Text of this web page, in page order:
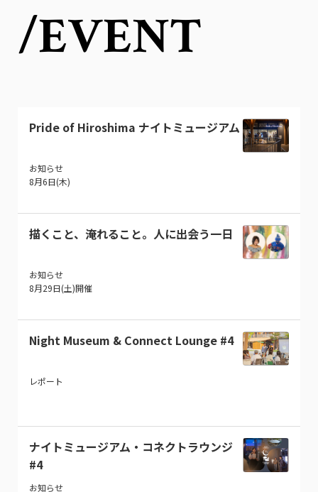
/EVENT
Pride of Hiroshima ナイトミュージアム
お知らせ
8月6日(木)
描くこと、淹れること。人に出会う一日
お知らせ
8月29日(土)開催
Night Museum & Connect Lounge #4
レポート
ナイトミュージアム・コネクトラウンジ
#4
お知らせ